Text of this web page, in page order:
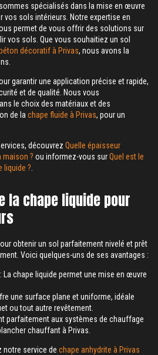
spécialisés dans la mise en œuvre
vos sols intérieurs. Notre expertise en
permet de vous offrir des solutions sur
vos sols. Que vous souhaitiez un sol
décoratif à Privas, nous avons la
garantir une application précise et rapide,
et de qualité. Nous vous
le choix des matériaux et des
de la chape fluide à Privas, pour un
découvrez Quelle épaisseur
maison ? ou informez-vous surQuel est le
liquide ?
la chape liquide pour
obtenir un sol parfaitement nivelé et prêt
Voici quelques-uns de ses avantages :
: La chape liquide permet une mise en œuvre
une surface plane et uniforme, idéale
ou tout autre revêtement.
parfaitement aux systèmes de chauffage
chauffant à Privas
notre service de chape anhydrite à Privas